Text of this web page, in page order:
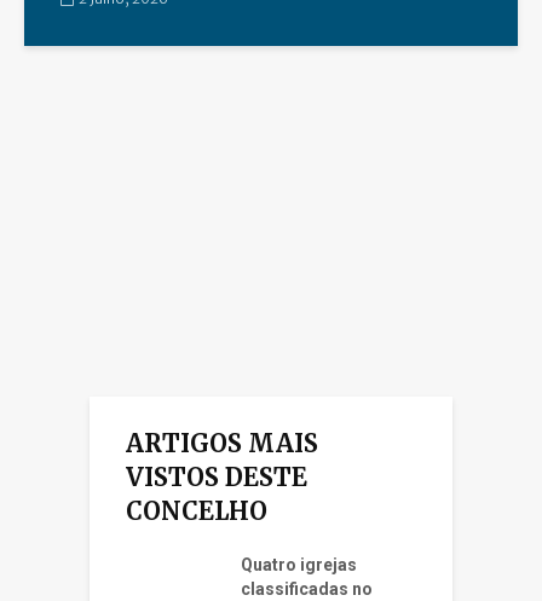
ARTIGOS MAIS
VISTOS DESTE
CONCELHO
Quatro igrejas
classificadas no